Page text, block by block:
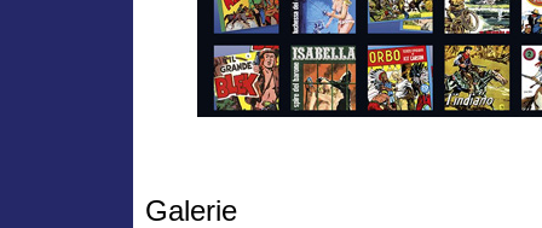
Galerie